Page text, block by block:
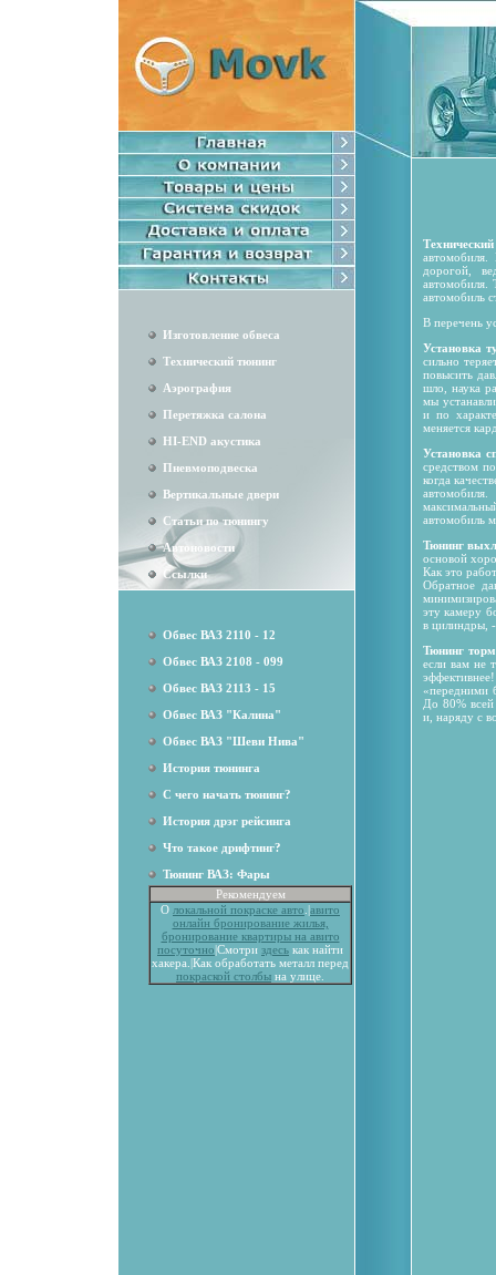
Изготовление обвеса
Технический тюнинг
Аэрография
Перетяжка салона
HI-END акустика
Пневмоподвеска
Вертикальные двери
Статьи по тюнингу
Автоновости
Ссылки
Обвес ВАЗ 2110 - 12
Обвес ВАЗ 2108 - 099
Обвес ВАЗ 2113 - 15
Обвес ВАЗ "Калина"
Обвес ВАЗ "Шеви Нива"
История тюнинга
С чего начать тюнинг?
История дрэг рейсинга
Что такое дрифтинг?
Тюнинг ВАЗ: Фары
Рекомендуем
О локальной покраске авто .|авито
онлайн бронирование жилья,
бронирование квартиры на авито
посуточно|Смотри здесь как найти
хакера.|Как обработать металл перед
покраской столбы на улице.
дорогой,
автомобиля.
автомобиль
В перечень
Установка
сильно
повысить
шло, наука
мы
и по
меняется
Установка
средством
когда
автомобиль
Тюнинг
основой
Как это
Обратное
эту камеру
в цилиндры,
Тюнинг
если вам не
«передними
До 80% всей
и, наряду с